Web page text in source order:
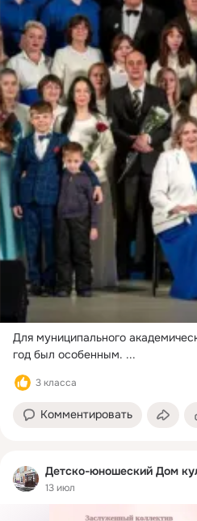
Для муниципального
год был особенным. ...
3 класса
Комментировать
Детско-юношеский Дом
13 июл